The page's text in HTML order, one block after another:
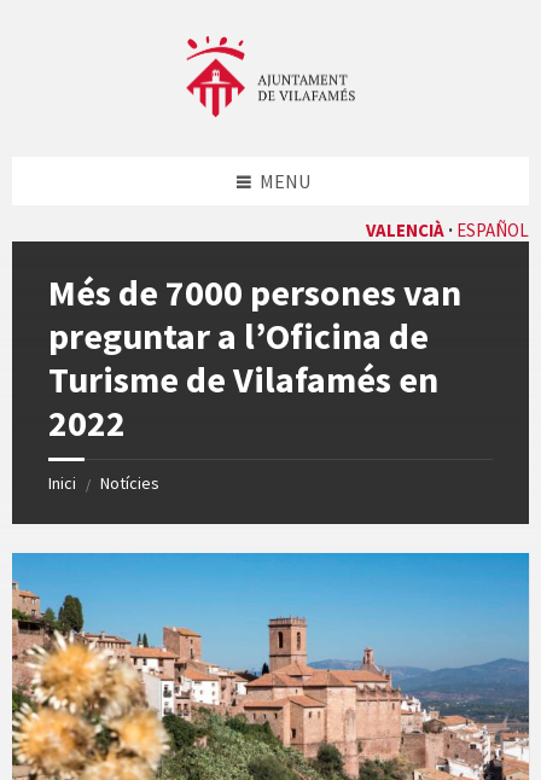
VALENCIÀ ESPAÑOL
MENU
Més de 7000 persones van
preguntar a l’Oficina de
Turisme de Vilafamés en
2022
Inici / Notícies